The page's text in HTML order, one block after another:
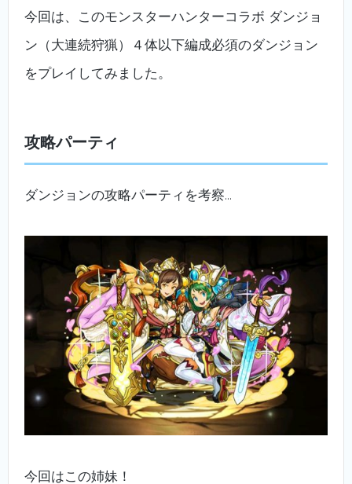
今回は、このモンスターハンターコラボ ダンジョ
ン（大連続狩猟）４体以下編成必須のダンジョン
をプレイしてみました。
攻略パーティ
ダンジョンの攻略パーティを考察…
今回はこの姉妹！